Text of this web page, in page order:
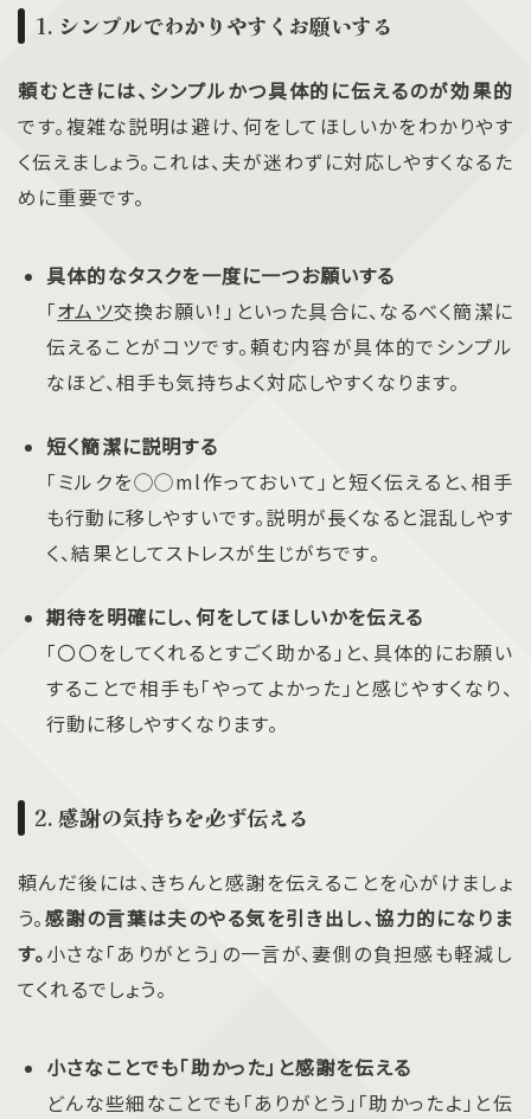
1. シンプルでわかりやすくお願いする
頼むときには、シンプルかつ具体的に伝えるのが効果的
です。複雑な説明は避け、何をしてほしいかをわかりやす
く伝えましょう。これは、夫が迷わずに対応しやすくなるた
めに重要です。
具体的なタスクを一度に一つお願いする
「オムツ交換お願い！」といった具合に、なるべく簡潔に
伝えることがコツです。頼む内容が具体的でシンプル
なほど、相手も気持ちよく対応しやすくなります。
短く簡潔に説明する
「ミルクを◯◯ml作っておいて」と短く伝えると、相手
も行動に移しやすいです。説明が長くなると混乱しやす
く、結果としてストレスが生じがちです。
期待を明確にし、何をしてほしいかを伝える
「〇〇をしてくれるとすごく助かる」と、具体的にお願い
することで相手も「やってよかった」と感じやすくなり、
行動に移しやすくなります。
2. 感謝の気持ちを必ず伝える
頼んだ後には、きちんと感謝を伝えることを心がけましょ
う。感謝の言葉は夫のやる気を引き出し、協力的になりま
す。小さな「ありがとう」の一言が、妻側の負担感も軽減し
てくれるでしょう。
小さなことでも「助かった」と感謝を伝える
どんな些細なことでも「ありがとう」「助かったよ」と伝